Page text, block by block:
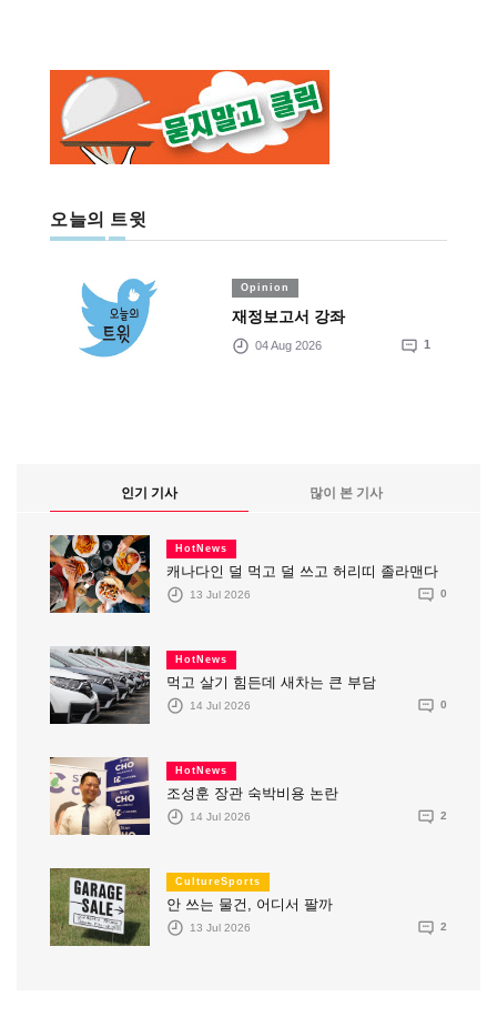
오늘의 트윗
Opinion
재정보고서 강좌
04 Aug 2026 1
인기 기사 많이 본 기사
HotNews
캐나다인 덜 먹고 덜 쓰고 허리띠 졸라맨다
13 Jul 2026 0
HotNews
먹고 살기 힘든데 새차는 큰 부담
14 Jul 2026 0
HotNews
조성훈 장관 숙박비용 논란
14 Jul 2026 2
CultureSports
안 쓰는 물건, 어디서 팔까
13 Jul 2026 2